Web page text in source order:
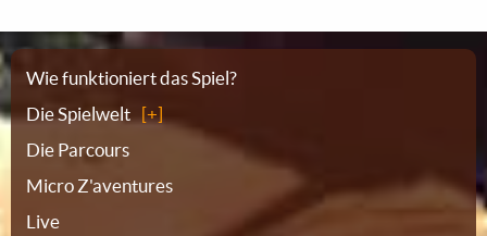
Sitemap
Wie funktioniert das Spiel?
Die Spielwelt
Die Parcours
Micro Z'aventures
Live